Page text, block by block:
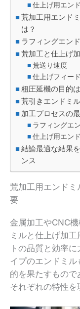
仕上げ用エン
荒加工用エンド
は？
ラフィングエン
荒加工と仕上げ
荒送り速度
仕上げフィー
粗圧延機の目的
荒引きエンドミ
加工プロセスの
ラフィングエ
仕上げ用エン
結論最適な結果
ンス
荒加工用エンド
要
金属加工やCNC
ミルと仕上げ加
トの品質と効率
イプのエンドミル
的を果たすもので
それぞれの特性を